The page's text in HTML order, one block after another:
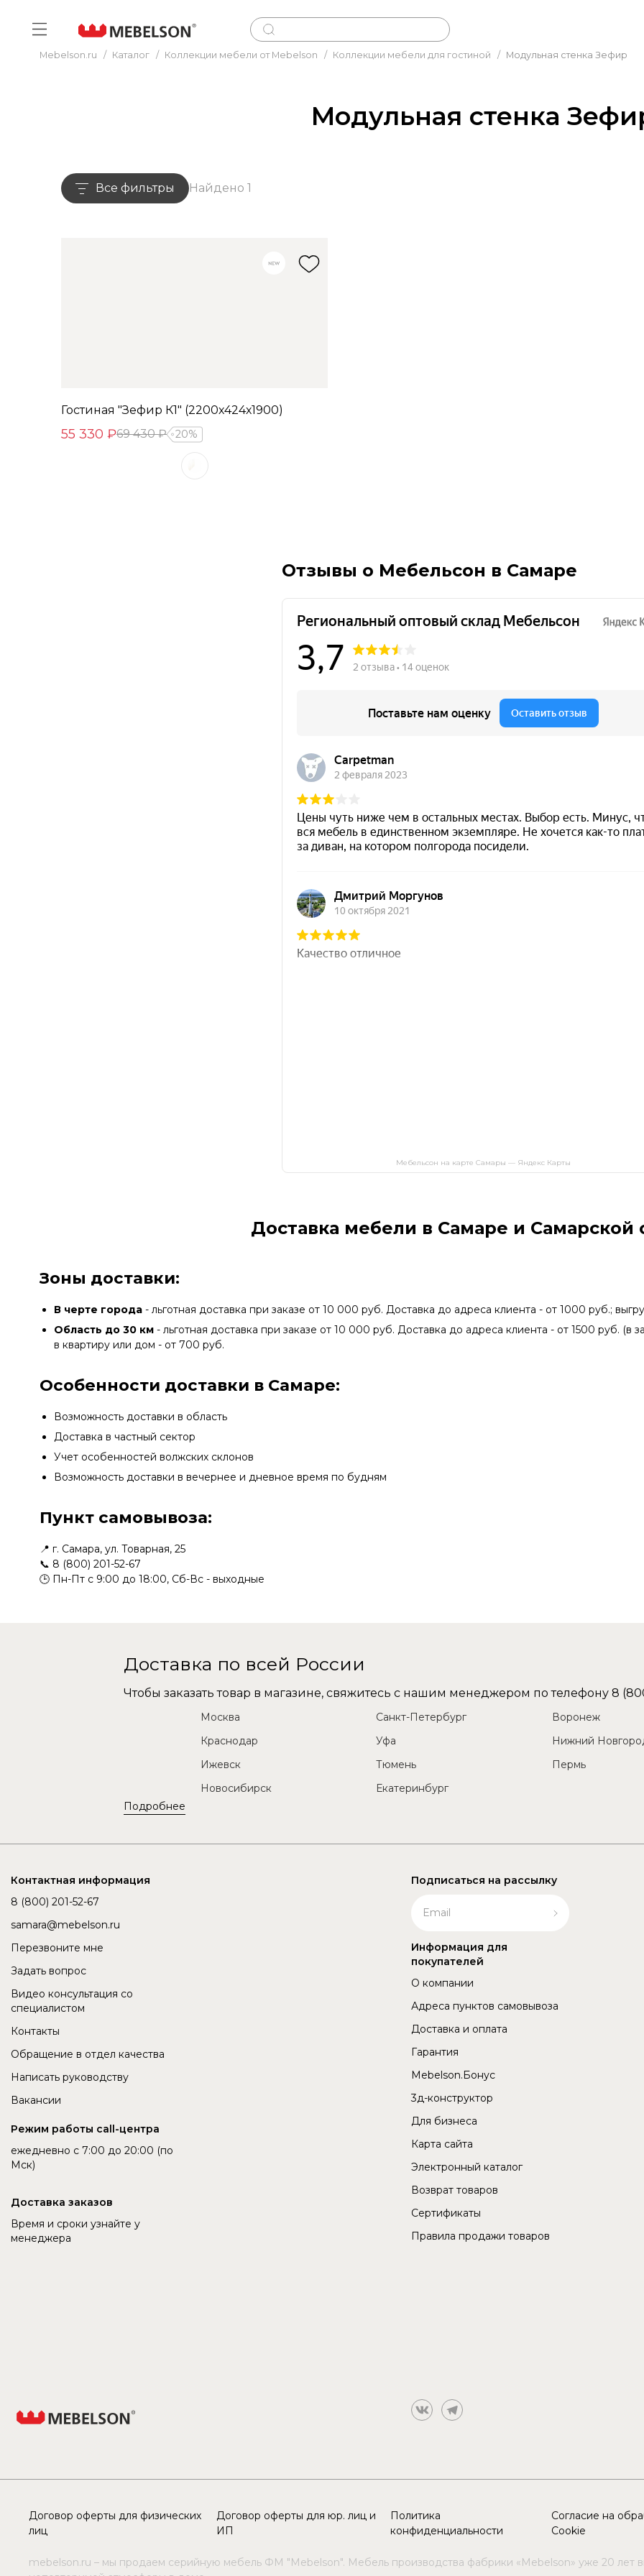
Mebelson.ru / Каталог / Коллекции мебели от Mebelson / Коллекции мебели для гостиной / Модульная стенка Зефир
Модульная стенка
Все фильтры Найдено 1
Гостиная "Зефир К1" (2200х424х1900)
55 330 ₽69 430 ₽ 20%
Отзывы о Мебельсон в Самаре
Мебельсон на карте Самары — Яндекс Карты
Доставка мебели в Самаре и Самарской
Зоны доставки:
В черте города - льготная доставка при заказе от 10 000 руб. Доставка до адреса клиента - от 1000 руб.;
Область до 30 км - льготная доставка при заказе от 10 000 руб. Доставка до адреса клиента - от 1500 руб. (в
в квартиру или дом - от 700 руб.
Особенности доставки в Самаре:
Возможность доставки в область
Доставка в частный сектор
Учет особенностей волжских склонов
Возможность доставки в вечернее и дневное время по будням
Пункт самовывоза:
📍 г. Самара, ул. Товарная, 25
📞 8 (800) 201-52-67
🕒 Пн-Пт с 9:00 до 18:00, Сб-Вс - выходные
Доставка по всей России
Чтобы заказать товар в магазине, свяжитесь с нашим менеджером по телефону 8
Подробнее
Москва Санкт-Петербург
Воронеж
Краснодар
Уфа
Нижний
Ижевск
Тюмень
Пермь
Новосибирск
Екатеринбург
Контактная информация
8 (800) 201-52-67
samara@mebelson.ru
Перезвоните мне
Задать вопрос
Видео консультация со
специалистом
Контакты
Обращение в отдел качества
Написать руководству
Вакансии
Режим работы call-центра
ежедневно с 7:00 до 20:00 (по
Мск)
Доставка заказов
Время и сроки узнайте у
менеджера
Подписаться на рассылку
Информация для
покупателей
О компании
Адреса пунктов самовывоза
Доставка и оплата
Гарантия
Mebelson.Бонус
3д-конструктор
Для бизнеса
Карта сайта
Электронный каталог
Возврат товаров
Сертификаты
Правила продажи товаров
Договор оферты для физических
лиц
Договор оферты для юр. лиц и
ИП
Политика
конфиденциальности
Согласие на
Cookie
mebelson.ru – мы продаем серийную мебель ФМ "Mebelson". Мебель производства фабрики «Mebelson» уже 20 лет